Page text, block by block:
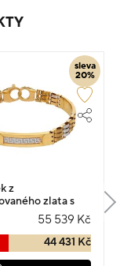
sleva
20%
z
zlata s
vel.21 14.5g
55 539 Kč
44 431 Kč